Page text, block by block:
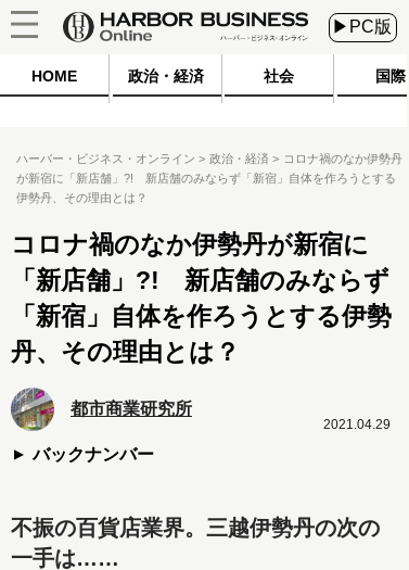
▶PC版
HOME 政治・経済 社会 国際
ハーバー・ビジネス・オンライン 政治・経済
コロナ禍のなか伊勢丹
が新宿に「新店舗」?! 新店舗のみならず「新宿」自体を作ろうとする
伊勢丹、その理由とは？
コロナ禍のなか伊勢丹が新宿に
「新店舗」?! 新店舗のみならず
「新宿」自体を作ろうとする伊勢
丹、その理由とは？
都市商業研究所
バックナンバー
2021.04.29
不振の百貨店業界。三越伊勢丹の次の
一手は……